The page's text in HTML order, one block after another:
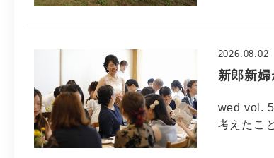
新郎新
2026.08.02
wed vol.
考えたこ